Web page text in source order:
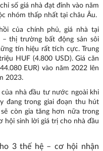
số giá nhà đạt đỉnh vào năm
nhóm thấp nhất tại châu Âu.
của chính phủ, giá nhà tại
– thị trường bất động sản sôi
tín hiệu rất tích cực. Trung
HUF (4.800 USD). Giá căn
EUR) vào năm 2022 lên
2023.
nhà đầu tư nước ngoài khi
đang trong giai đoạn thu hút
còn gia tăng hơn nữa trong
hội sinh lời giá trị cho nhà đầu
3 thế hệ – cơ hội nhận